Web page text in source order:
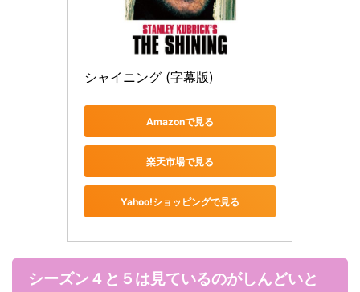
シャイニング (字幕版)
Amazonで見る
楽天市場で見る
Yahoo!ショッピングで見る
シーズン４と５は見ているのがしんどいと